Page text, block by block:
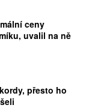
ceny
uvalil na ně
přesto ho